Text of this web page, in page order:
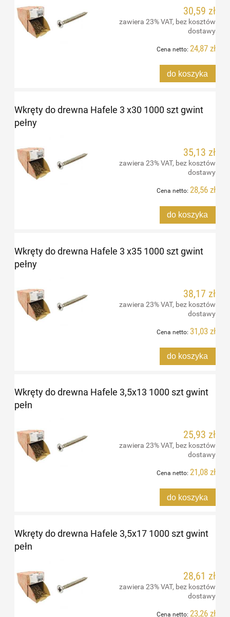
30,59 zł
zawiera 23% VAT, bez kosztów
dostawy
Cena netto: 24,87 zł
do koszyka
Wkręty do drewna Hafele 3 x30 1000 szt gwint
pełny
35,13 zł
zawiera 23% VAT, bez kosztów
dostawy
Cena netto: 28,56 zł
do koszyka
Wkręty do drewna Hafele 3 x35 1000 szt gwint
pełny
38,17 zł
zawiera 23% VAT, bez kosztów
dostawy
Cena netto: 31,03 zł
do koszyka
Wkręty do drewna Hafele 3,5x13 1000 szt gwint
pełn
25,93 zł
zawiera 23% VAT, bez kosztów
dostawy
Cena netto: 21,08 zł
do koszyka
Wkręty do drewna Hafele 3,5x17 1000 szt gwint
pełn
28,61 zł
zawiera 23% VAT, bez kosztów
dostawy
Cena netto: 23,26 zł